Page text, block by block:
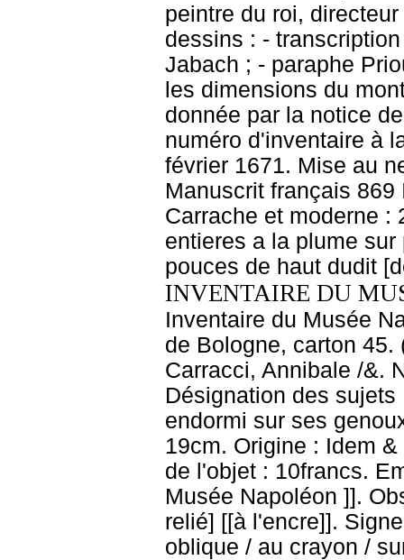
peintre du roi,
dessins : -
Jabach ; - paraphe
les dimensions du
donnée par la notice
numéro d'inventaire à
février 1671. Mise au
Manuscrit français
Carrache et moderne :
entieres a la plume
pouces de haut dudit
INVENTAIRE DU
Inventaire du Musée
de Bologne, carton 45.
Carracci, Annibale /&.
Désignation des
endormi sur ses
19cm. Origine : Idem
de l'objet : 10francs.
Musée Napoléon ]].
relié] [[à l'encre]].
oblique / au crayon /